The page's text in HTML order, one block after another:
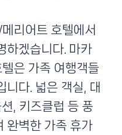
리어트 호텔에서
하겠습니다. 마카
은 가족 여행객들
니다. 넓은 객실, 대
, 키즈클럽 등 풍
완벽한 가족 휴가